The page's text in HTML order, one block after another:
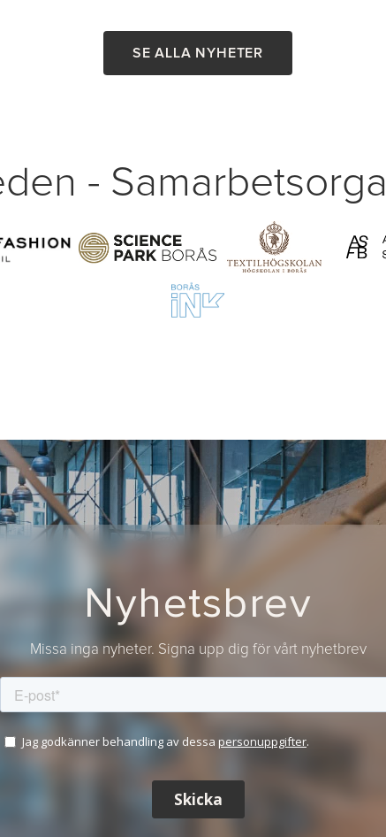
SE ALLA NYHETER
-
Nyhetsbrev
Missa inga nyheter. Signa upp dig för vårt nyhetbrev